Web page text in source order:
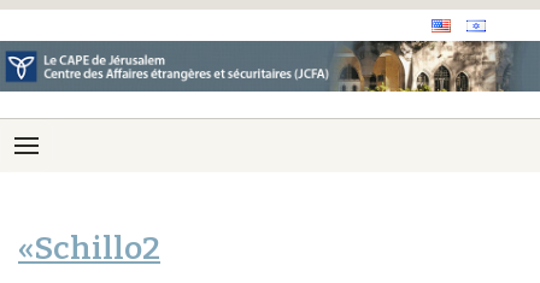
«Schillo2